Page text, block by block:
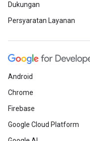
Dukungan
Persyaratan Layanan
Android
Chrome
Firebase
Google Cloud Platform